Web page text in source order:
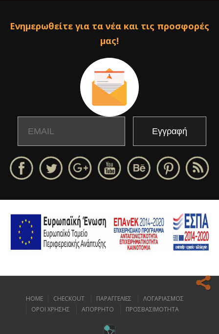
Ενημερωθείτε για τα νέα και τις προσφορές
μας!
Ο ιστοχώρος μας κάνει χρήση cookies για να σας προσφέρει την
HOME CHECKOUT ΠΑΡΑΓΓΕΛΙΕΣ
ΛΟΓΑΡΙΑΣΜΟΣ
ΟΡΟΙ ΧΡΗΣΗΣ
ΑΠΟΡΡΗΤΟ ΠΡΟΣΒΑΣΙΜΟΤΗΤΑ